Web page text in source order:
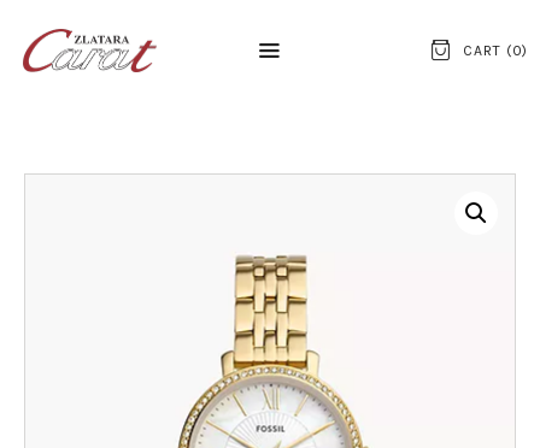
CART (0)
NASLOVNA
KONTAKT
SREBRNI NAKIT
ZLATNI NAKIT